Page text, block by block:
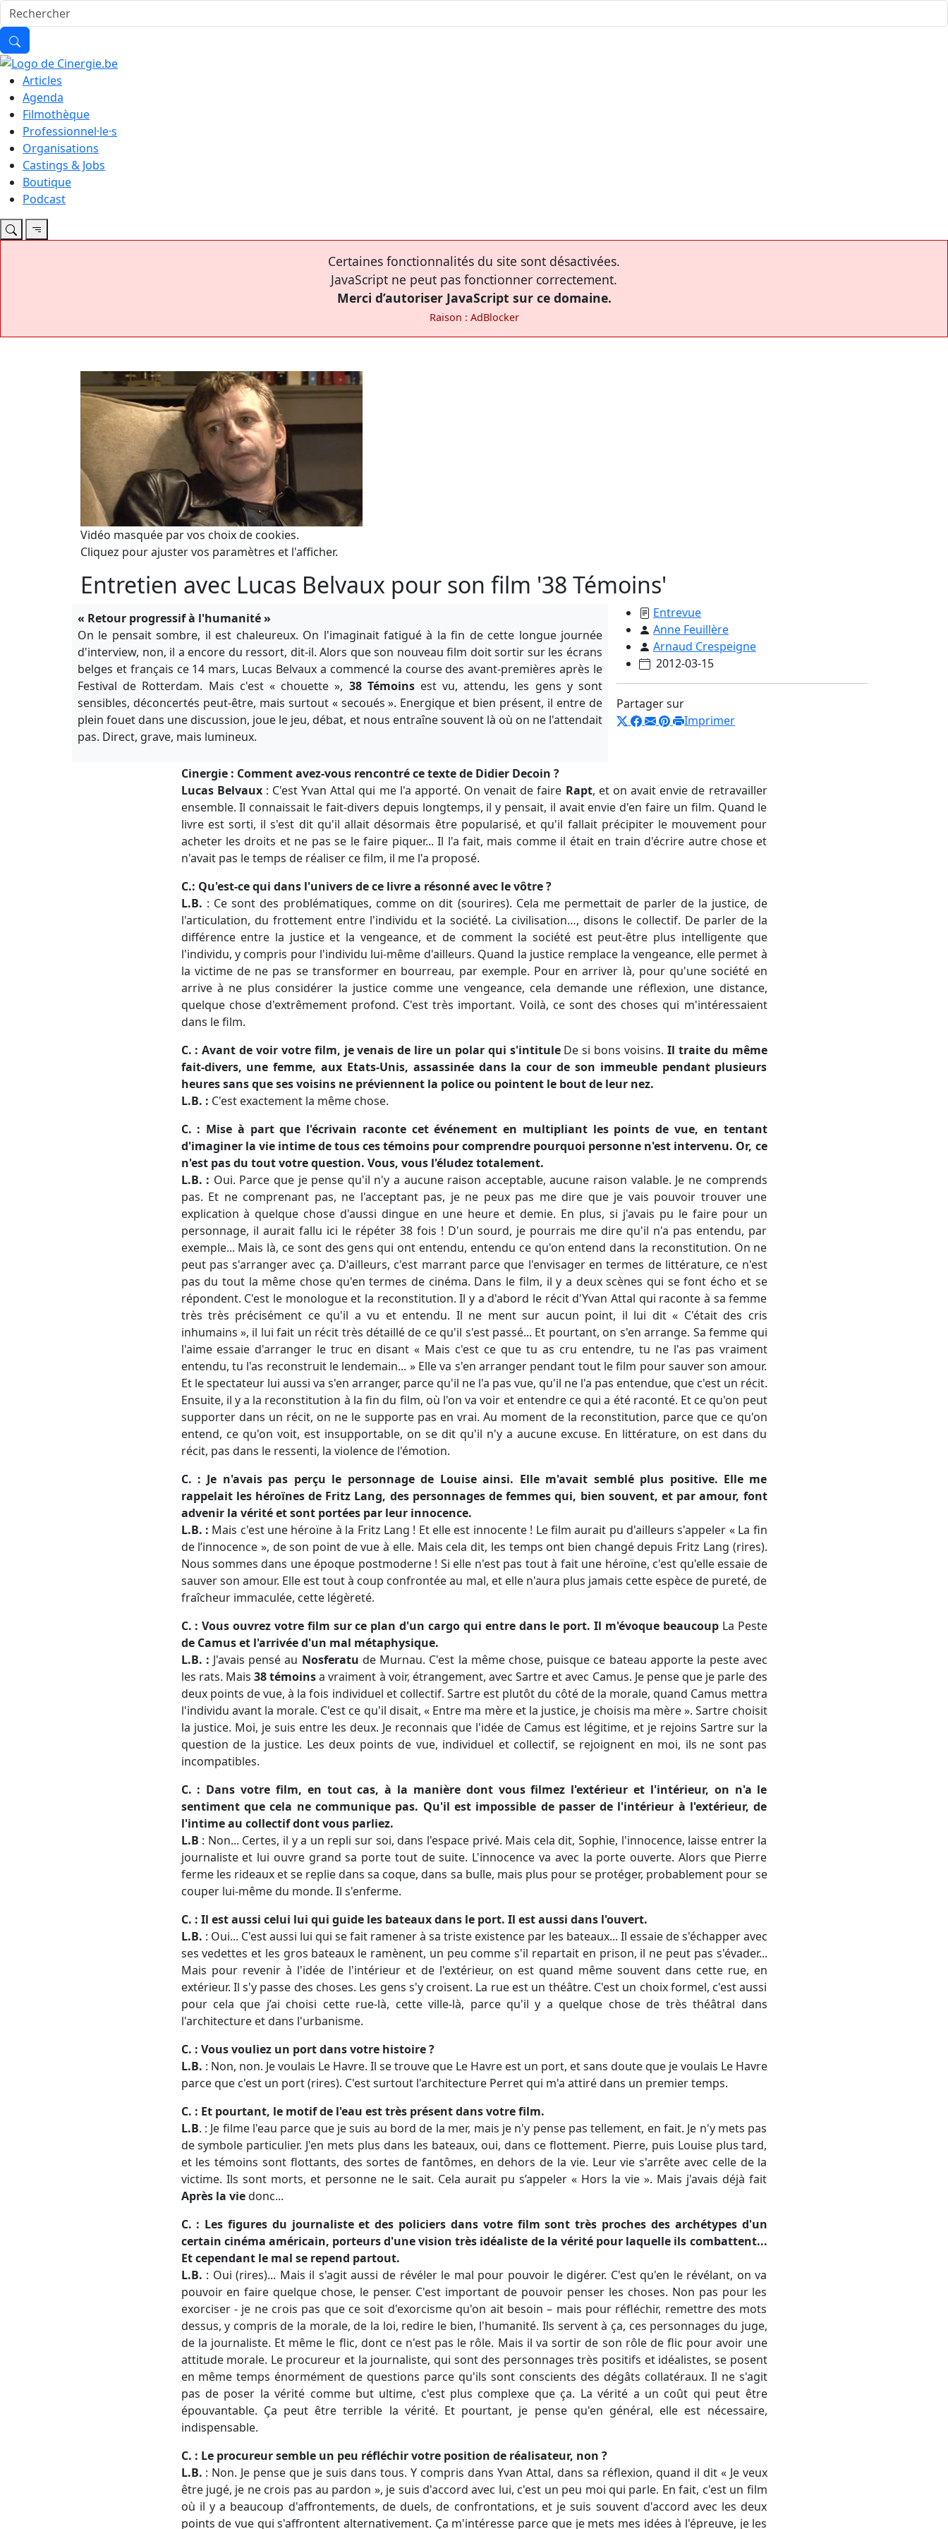
Articles
Agenda
Filmothèque
Professionnel·le·s
Organisations
Castings & Jobs
Boutique
Podcast
Certaines fonctionnalités du site sont désactivées.
JavaScript ne peut pas fonctionner correctement.
Merci d’autoriser JavaScript sur ce domaine.
Raison : AdBlocker
Vidéo masquée par vos choix de cookies.
Cliquez pour ajuster vos paramètres et l'afficher.
Entretien avec Lucas Belvaux pour son film '38 Témoins'
« Retour progressif à l'humanité »
On le pensait sombre, il est chaleureux. On l'imaginait fatigué à la fin de cette longue journée
d'interview, non, il a encore du ressort, dit-il. Alors que son nouveau film doit sortir sur les écrans
belges et français ce 14 mars, Lucas Belvaux a commencé la course des avant-premières après le
Festival de Rotterdam. Mais c'est « chouette », 38 Témoins est vu, attendu, les gens y sont
sensibles, déconcertés peut-être, mais surtout « secoués ». Energique et bien présent, il entre de
plein fouet dans une discussion, joue le jeu, débat, et nous entraîne souvent là où on ne l'attendait
pas. Direct, grave, mais lumineux.
Entrevue
Anne Feuillère
Arnaud Crespeigne
2012-03-15
Partager sur
Imprimer
Cinergie : Comment avez-vous rencontré ce texte de Didier Decoin ?
Lucas Belvaux : C'est Yvan Attal qui me l'a apporté. On venait de faire Rapt, et on avait envie de retravailler
ensemble. Il connaissait le fait-divers depuis longtemps, il y pensait, il avait envie d'en faire un film. Quand le
livre est sorti, il s'est dit qu'il allait désormais être popularisé, et qu'il fallait précipiter le mouvement pour
acheter les droits et ne pas se le faire piquer... Il l'a fait, mais comme il était en train d'écrire autre chose et
n'avait pas le temps de réaliser ce film, il me l'a proposé.
C.: Qu'est-ce qui dans l'univers de ce livre a résonné avec le vôtre ?
L.B. : Ce sont des problématiques, comme on dit (sourires). Cela me permettait de parler de la justice, de
l'articulation, du frottement entre l'individu et la société. La civilisation…, disons le collectif. De parler de la
différence entre la justice et la vengeance, et de comment la société est peut-être plus intelligente que
l'individu, y compris pour l'individu lui-même d'ailleurs. Quand la justice remplace la vengeance, elle permet à
la victime de ne pas se transformer en bourreau, par exemple. Pour en arriver là, pour qu'une société en
arrive à ne plus considérer la justice comme une vengeance, cela demande une réflexion, une distance,
quelque chose d'extrêmement profond. C'est très important. Voilà, ce sont des choses qui m'intéressaient
dans le film.
C. : Avant de voir votre film, je venais de lire un polar qui s'intitule De si bons voisins. Il traite du même
fait-divers, une femme, aux Etats-Unis, assassinée dans la cour de son immeuble pendant plusieurs
heures sans que ses voisins ne préviennent la police ou pointent le bout de leur nez.
L.B. : C'est exactement la même chose.
C. : Mise à part que l'écrivain raconte cet événement en multipliant les points de vue, en tentant
d'imaginer la vie intime de tous ces témoins pour comprendre pourquoi personne n'est intervenu. Or, ce
n'est pas du tout votre question. Vous, vous l'éludez totalement.
L.B. : Oui. Parce que je pense qu'il n'y a aucune raison acceptable, aucune raison valable. Je ne comprends
pas. Et ne comprenant pas, ne l'acceptant pas, je ne peux pas me dire que je vais pouvoir trouver une
explication à quelque chose d'aussi dingue en une heure et demie. En plus, si j'avais pu le faire pour un
personnage, il aurait fallu ici le répéter 38 fois ! D'un sourd, je pourrais me dire qu'il n'a pas entendu, par
exemple... Mais là, ce sont des gens qui ont entendu, entendu ce qu'on entend dans la reconstitution. On ne
peut pas s'arranger avec ça. D'ailleurs, c'est marrant parce que l'envisager en termes de littérature, ce n'est
pas du tout la même chose qu'en termes de cinéma. Dans le film, il y a deux scènes qui se font écho et se
répondent. C'est le monologue et la reconstitution. Il y a d'abord le récit d'Yvan Attal qui raconte à sa femme
très très précisément ce qu'il a vu et entendu. Il ne ment sur aucun point, il lui dit « C'était des cris
inhumains », il lui fait un récit très détaillé de ce qu'il s'est passé... Et pourtant, on s'en arrange. Sa femme qui
l'aime essaie d'arranger le truc en disant « Mais c'est ce que tu as cru entendre, tu ne l'as pas vraiment
entendu, tu l'as reconstruit le lendemain... » Elle va s'en arranger pendant tout le film pour sauver son amour.
Et le spectateur lui aussi va s'en arranger, parce qu'il ne l'a pas vue, qu'il ne l'a pas entendue, que c'est un récit.
Ensuite, il y a la reconstitution à la fin du film, où l'on va voir et entendre ce qui a été raconté. Et ce qu'on peut
supporter dans un récit, on ne le supporte pas en vrai. Au moment de la reconstitution, parce que ce qu'on
entend, ce qu'on voit, est insupportable, on se dit qu'il n'y a aucune excuse. En littérature, on est dans du
récit, pas dans le ressenti, la violence de l'émotion.
C. : Je n'avais pas perçu le personnage de Louise ainsi. Elle m'avait semblé plus positive. Elle me
rappelait les héroïnes de Fritz Lang, des personnages de femmes qui, bien souvent, et par amour, font
advenir la vérité et sont portées par leur innocence.
L.B. : Mais c'est une héroïne à la Fritz Lang ! Et elle est innocente ! Le film aurait pu d'ailleurs s'appeler « La fin
de l’innocence », de son point de vue à elle. Mais cela dit, les temps ont bien changé depuis Fritz Lang (rires).
Nous sommes dans une époque postmoderne ! Si elle n'est pas tout à fait une héroïne, c'est qu'elle essaie de
sauver son amour. Elle est tout à coup confrontée au mal, et elle n'aura plus jamais cette espèce de pureté, de
fraîcheur immaculée, cette légèreté.
C. : Vous ouvrez votre film sur ce plan d'un cargo qui entre dans le port. Il m'évoque beaucoup La Peste
de Camus et l'arrivée d'un mal métaphysique.
L.B. : J'avais pensé au Nosferatu de Murnau. C'est la même chose, puisque ce bateau apporte la peste avec
les rats. Mais 38 témoinsa vraiment à voir, étrangement, avec Sartre et avec Camus. Je pense que je parle des
deux points de vue, à la fois individuel et collectif. Sartre est plutôt du côté de la morale, quand Camus mettra
l'individu avant la morale. C'est ce qu'il disait, « Entre ma mère et la justice, je choisis ma mère ». Sartre choisit
la justice. Moi, je suis entre les deux. Je reconnais que l'idée de Camus est légitime, et je rejoins Sartre sur la
question de la justice. Les deux points de vue, individuel et collectif, se rejoignent en moi, ils ne sont pas
incompatibles.
C. : Dans votre film, en tout cas, à la manière dont vous filmez l'extérieur et l'intérieur, on n'a le
sentiment que cela ne communique pas. Qu'il est impossible de passer de l'intérieur à l'extérieur, de
l'intime au collectif dont vous parliez.
L.B : Non... Certes, il y a un repli sur soi, dans l'espace privé. Mais cela dit, Sophie, l'innocence, laisse entrer la
journaliste et lui ouvre grand sa porte tout de suite. L'innocence va avec la porte ouverte. Alors que Pierre
ferme les rideaux et se replie dans sa coque, dans sa bulle, mais plus pour se protéger, probablement pour se
couper lui-même du monde. Il s'enferme.
C. : Il est aussi celui lui qui guide les bateaux dans le port. Il est aussi dans l'ouvert.
L.B. : Oui... C'est aussi lui qui se fait ramener à sa triste existence par les bateaux... Il essaie de s'échapper avec
ses vedettes et les gros bateaux le ramènent, un peu comme s'il repartait en prison, il ne peut pas s'évader...
Mais pour revenir à l'idée de l'intérieur et de l'extérieur, on est quand même souvent dans cette rue, en
extérieur. Il s'y passe des choses. Les gens s'y croisent. La rue est un théâtre. C'est un choix formel, c'est aussi
pour cela que j’ai choisi cette rue-là, cette ville-là, parce qu'il y a quelque chose de très théâtral dans
l'architecture et dans l'urbanisme.
C. : Vous vouliez un port dans votre histoire ?
L.B. : Non, non. Je voulais Le Havre. Il se trouve que Le Havre est un port, et sans doute que je voulais Le Havre
parce que c'est un port (rires). C'est surtout l'architecture Perret qui m'a attiré dans un premier temps.
C. : Et pourtant, le motif de l'eau est très présent dans votre film.
L.B. : Je filme l'eau parce que je suis au bord de la mer, mais je n'y pense pas tellement, en fait. Je n'y mets pas
de symbole particulier. J'en mets plus dans les bateaux, oui, dans ce flottement. Pierre, puis Louise plus tard,
et les témoins sont flottants, des sortes de fantômes, en dehors de la vie. Leur vie s'arrête avec celle de la
victime. Ils sont morts, et personne ne le sait. Cela aurait pu s’appeler « Hors la vie ». Mais j'avais déjà fait
Après la viedonc...
C. : Les figures du journaliste et des policiers dans votre film sont très proches des archétypes d'un
certain cinéma américain, porteurs d'une vision très idéaliste de la vérité pour laquelle ils combattent...
Et cependant le mal se repend partout.
L.B. : Oui (rires)... Mais il s'agit aussi de révéler le mal pour pouvoir le digérer. C'est qu'en le révélant, on va
pouvoir en faire quelque chose, le penser. C'est important de pouvoir penser les choses. Non pas pour les
exorciser - je ne crois pas que ce soit d'exorcisme qu'on ait besoin – mais pour réfléchir, remettre des mots
dessus, y compris de la morale, de la loi, redire le bien, l'humanité. Ils servent à ça, ces personnages du juge,
de la journaliste. Et même le flic, dont ce n'est pas le rôle. Mais il va sortir de son rôle de flic pour avoir une
attitude morale. Le procureur et la journaliste, qui sont des personnages très positifs et idéalistes, se posent
en même temps énormément de questions parce qu'ils sont conscients des dégâts collatéraux. Il ne s'agit
pas de poser la vérité comme but ultime, c'est plus complexe que ça. La vérité a un coût qui peut être
épouvantable. Ça peut être terrible la vérité. Et pourtant, je pense qu'en général, elle est nécessaire,
indispensable.
C. : Le procureur semble un peu réfléchir votre position de réalisateur, non ?
L.B. : Non. Je pense que je suis dans tous. Y compris dans Yvan Attal, dans sa réflexion, quand il dit « Je veux
être jugé, je ne crois pas au pardon », je suis d'accord avec lui, c'est un peu moi qui parle. En fait, c'est un film
où il y a beaucoup d'affrontements, de duels, de confrontations, et je suis souvent d'accord avec les deux
points de vue qui s'affrontent alternativement. Ça m'intéresse parce que je mets mes idées à l'épreuve, je les